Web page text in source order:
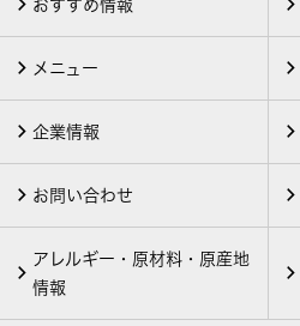
おすすめ情報
メニュー
企業情報
お問い合わせ
アレルギー・原材料・原産地
情報